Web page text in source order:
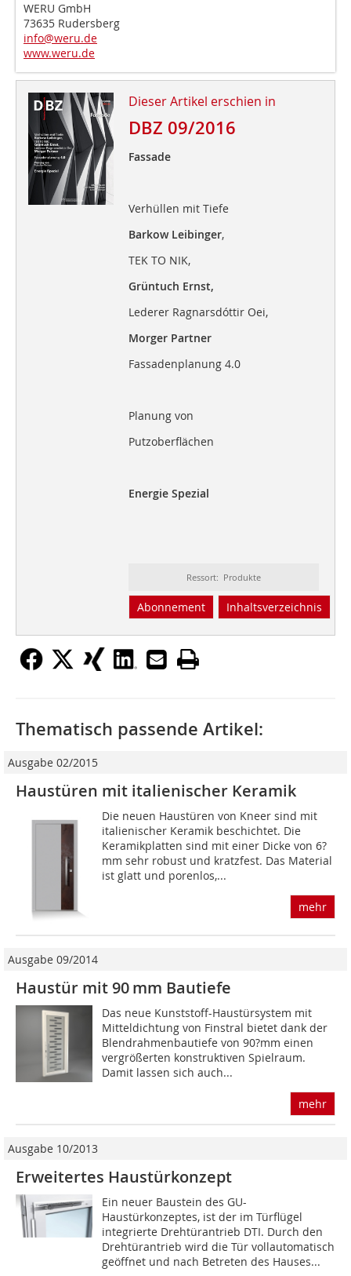
WERU GmbH
73635 Rudersberg
info@weru.de
www.weru.de
Dieser Artikel erschien in
DBZ 09/2016
Fassade
Verhüllen mit Tiefe
Barkow Leibinger,
TEK TO NIK,
Grüntuch Ernst,
Lederer Ragnarsdóttir Oei,
Morger Partner
Fassadenplanung 4.0
Planung von
Putzoberflächen
Energie Spezial
Ressort: Produkte
Abonnement Inhaltsverzeichnis
Thematisch passende Artikel:
Ausgabe 02/2015
Haustüren mit italienischer Keramik
Die neuen Haustüren von Kneer sind mit
italienischer Keramik beschichtet. Die
Keramikplatten sind mit einer Dicke von 6?
mm sehr robust und kratzfest. Das Material
ist glatt und porenlos,...
mehr
Ausgabe 09/2014
Haustür mit 90 mm Bautiefe
Das neue Kunststoff-Haustürsystem mit
Mitteldichtung von Finstral bietet dank der
Blendrahmenbautiefe von 90?mm einen
vergrößerten konstruktiven Spielraum.
Damit lassen sich auch...
mehr
Ausgabe 10/2013
Erweitertes Haustürkonzept
Ein neuer Baustein des GU-
Haustürkonzeptes, ist der im Türflügel
integrierte Drehtürantrieb DTI. Durch den
Drehtürantrieb wird die Tür vollautomatisch
geöffnet und nach Betreten des Hauses...